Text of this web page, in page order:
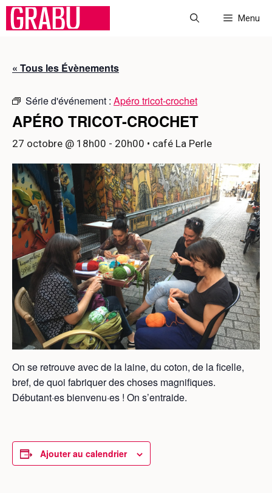
Aller
Menu
« Tous les Évènements
Série d'événement : Apéro tricot-crochet
APÉRO TRICOT-CROCHET
27 octobre @ 18h00 - 20h00 • café La Perle
On se retrouve avec de la laine, du coton, de la ficelle,
bref, de quoi fabriquer des choses magnifiques.
Débutant·es bienvenu·es ! On s’entraide.
Ajouter au calendrier